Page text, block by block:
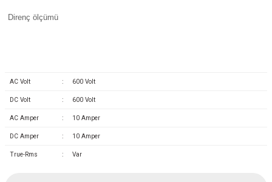
ölçümü
AC Volt : 600 Volt
DC Volt : 600 Volt
AC Amper : 10 Amper
DC Amper : 10 Amper
True-Rms : Var